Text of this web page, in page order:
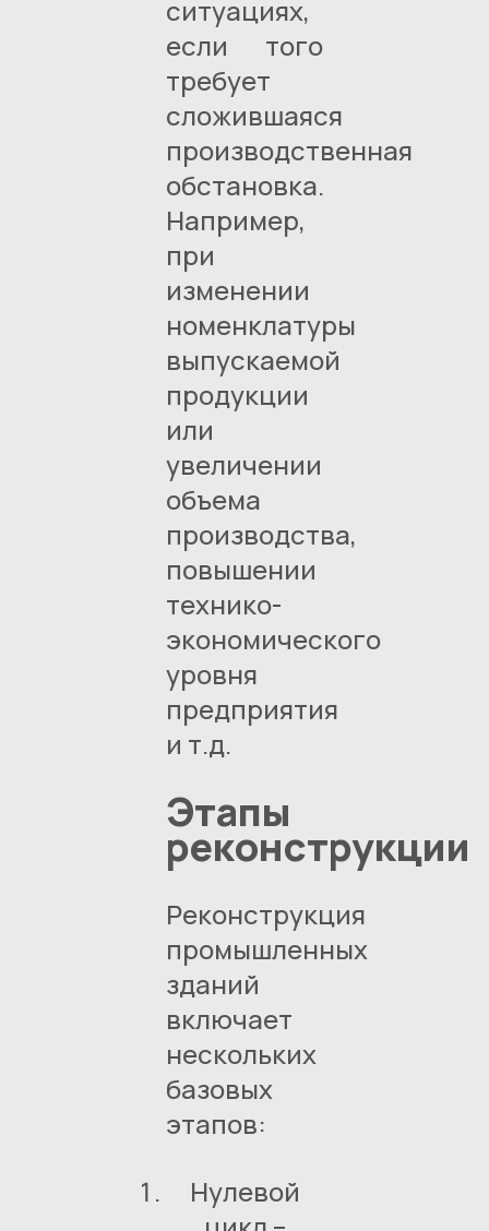
ситуациях,
если того
требует
сложившаяся
производственная
обстановка.
Например,
при
изменении
номенклатуры
выпускаемой
продукции
или
увеличении
объема
производства,
повышении
технико-
экономического
уровня
предприятия
и т.д.
Этапы
реконструкции
Реконструкция
промышленных
зданий
включает
нескольких
базовых
этапов:
Нулевой